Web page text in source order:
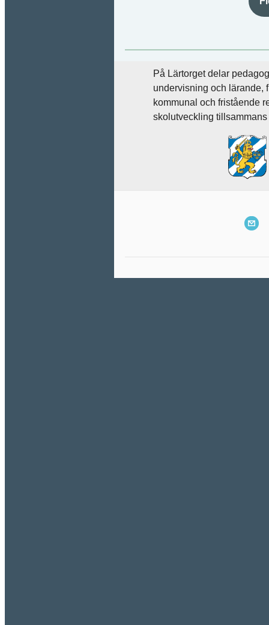
På Lärtorget delar
undervisning och lärande,
kommunal och fristående
skolutveckling